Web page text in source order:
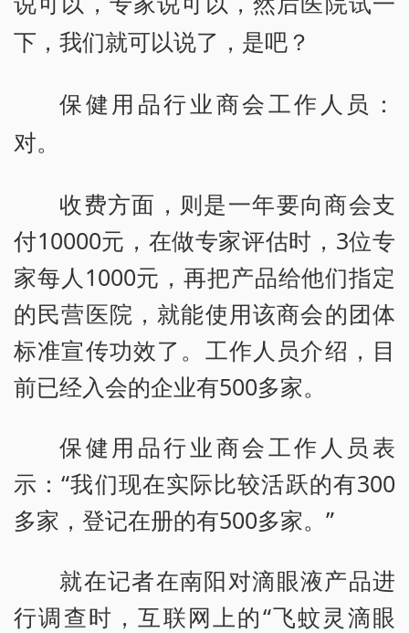
下，我们就可以说了，是吧？
保健用品行业商会工作人员：
对。
收费方面，则是一年要向商会支
付10000元，在做专家评估时，3位专
家每人1000元，再把产品给他们指定
的民营医院，就能使用该商会的团体
标准宣传功效了。工作人员介绍，目
前已经入会的企业有500多家。
保健用 品行业商会工作人员表
示：“我们现在实际比较活跃的有300
多家，登记在册的有500多家。”
就在记者在南阳对滴眼液产品进
行调查时，互联网上的“飞蚊灵滴眼